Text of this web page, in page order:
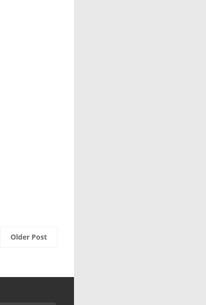
Older Post